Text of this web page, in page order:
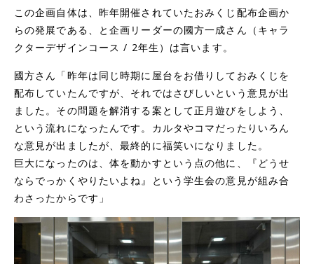
この企画自体は、昨年開催されていたおみくじ配布企画か
らの発展である、と企画リーダーの國方一成さん（キャラ
クターデザインコース / 2年生）は言います。
國方さん「昨年は同じ時期に屋台をお借りしておみくじを
配布していたんですが、それではさびしいという意見が出
ました。その問題を解消する案として正月遊びをしよう、
という流れになったんです。カルタやコマだったりいろん
な意見が出ましたが、最終的に福笑いになりました。
巨大になったのは、体を動かすという点の他に、『どうせ
ならでっかくやりたいよね』という学生会の意見が組み合
わさったからです」